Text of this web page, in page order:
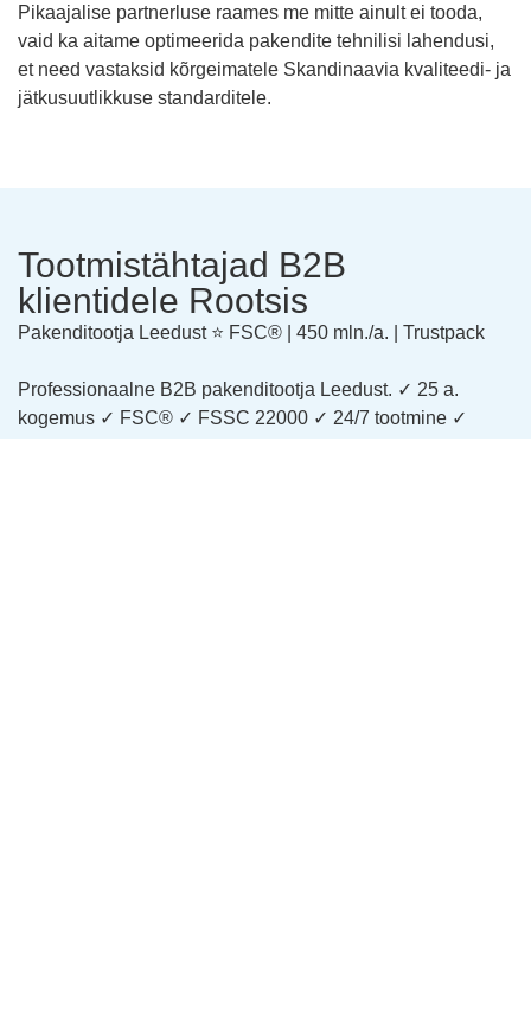
Pikaajalise partnerluse raames me mitte ainult ei tooda,
vaid ka aitame optimeerida pakendite tehnilisi lahendusi,
et need vastaksid kõrgeimatele Skandinaavia kvaliteedi- ja
jätkusuutlikkuse standarditele.
Tootmistähtajad B2B
klientidele Rootsis
Pakenditootja Leedust ⭐ FSC® | 450 mln./a. | Trustpack
Professionaalne B2B pakenditootja Leedust. ✓ 25 a.
kogemus ✓ FSC® ✓ FSSC 22000 ✓ 24/7 tootmine ✓